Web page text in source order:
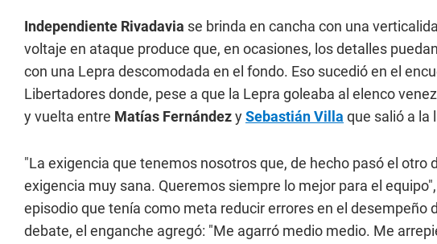
Independiente Rivadavia se brinda en cancha con una
voltaje en ataque produce que, en ocasiones, los detalles
con una Lepra descomodada en el fondo. Eso sucedió en el
Libertadores donde, pese a que la Lepra goleaba al elenco
y vuelta entre Matías FernándezySebastián Villa que salió a la
"La exigencia que tenemos nosotros que, de hecho pasó el otro
exigencia muy sana. Queremos siempre lo mejor para el
episodio que tenía como meta reducir errores en el desempeño
debate, el enganche agregó: "Me agarró medio medio. Me